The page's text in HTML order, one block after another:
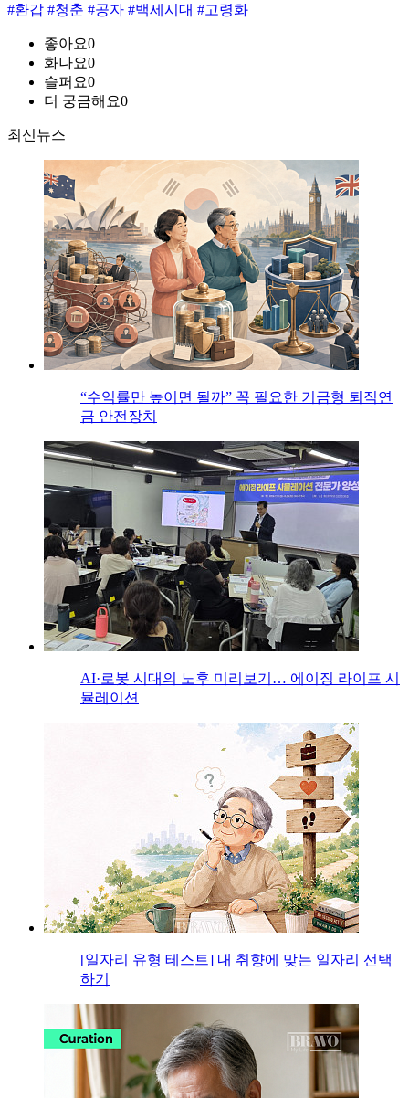
#환갑 #청춘 #공자 #백세시대 #고령화
좋아요0
화나요0
슬퍼요0
더 궁금해요0
최신뉴스
“수익률만 높이면 될까” 꼭 필요한 기금형 퇴직연
금 안전장치
AI·로봇 시대의 노후 미리보기… 에이징 라이프 시
뮬레이션
[일자리 유형 테스트] 내 취향에 맞는 일자리 선택
하기